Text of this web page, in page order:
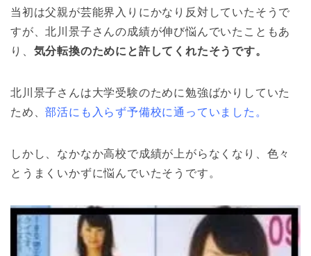
当初は父親が芸能界入りにかなり反対していたそうで
すが、北川景子さんの成績が伸び悩んでいたこともあ
り、 気分転換のためにと許してくれたそうです。
北川景子さんは大学受験のために勉強ばかりしていた
ため、部活にも入らず予備校に通っていました。
しかし、なかなか高校で成績が上がらなくなり、色々
とうまくいかずに悩んでいたそうです。